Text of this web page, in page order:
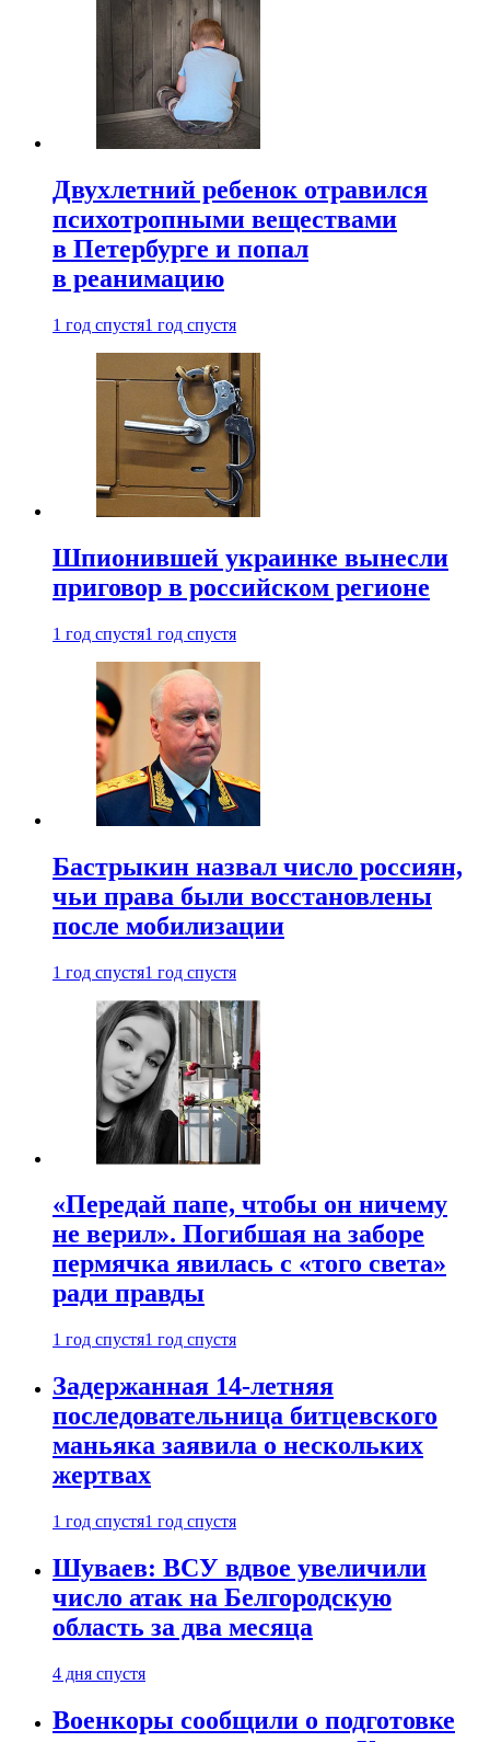
Двухлетний ребенок отравился
психотропными веществами
в Петербурге и попал
в реанимацию
1 год спустя1 год спустя
Шпионившей украинке вынесли
приговор в российском регионе
1 год спустя1 год спустя
Бастрыкин назвал число россиян,
чьи права были восстановлены
после мобилизации
1 год спустя1 год спустя
«Передай папе, чтобы он ничему
не верил». Погибшая на заборе
пермячка явилась с «того света»
ради правды
1 год спустя1 год спустя
Задержанная 14-летняя
последовательница битцевского
маньяка заявила о нескольких
жертвах
1 год спустя1 год спустя
Шуваев: ВСУ вдвое увеличили
число атак на Белгородскую
область за два месяца
4 дня спустя
Военкоры сообщили о подготовке